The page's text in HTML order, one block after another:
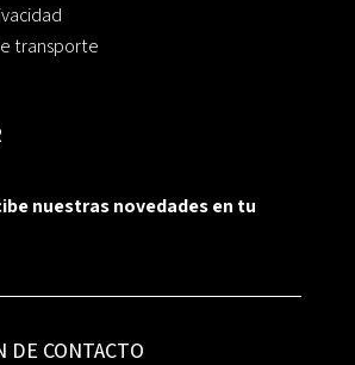
transporte
nuestras novedades en tu
DE CONTACTO